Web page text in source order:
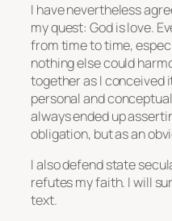
I have nevertheless
my quest: God is love.
from time to time,
nothing else could
together as I conceived
personal and
always ended up
obligation, but as an
I also defend state
refutes my faith. I will
text.